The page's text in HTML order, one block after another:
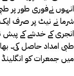
انہوں نےفوری طور پر
شرما نے نیٹ پر صرف ایک
انجری کے خدشے کے پیش
طبی امداد حاصل کی۔
میں جمعرات کو